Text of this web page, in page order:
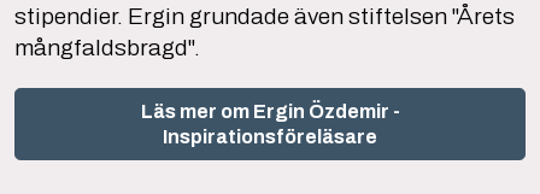
stipendier. Ergin grundade även stiftelsen "Årets
mångfaldsbragd".
Läs mer om Ergin Özdemir -
Inspirationsföreläsare